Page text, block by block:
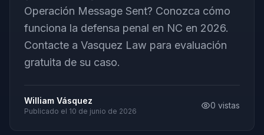
Operación Message Sent? Conozca cómo
funciona la defensa penal en NC en 2026.
Contacte a Vasquez Law para evaluación
gratuita de su caso.
William Vásquez
Publicado el 10 de junio de 2026
0 vistas